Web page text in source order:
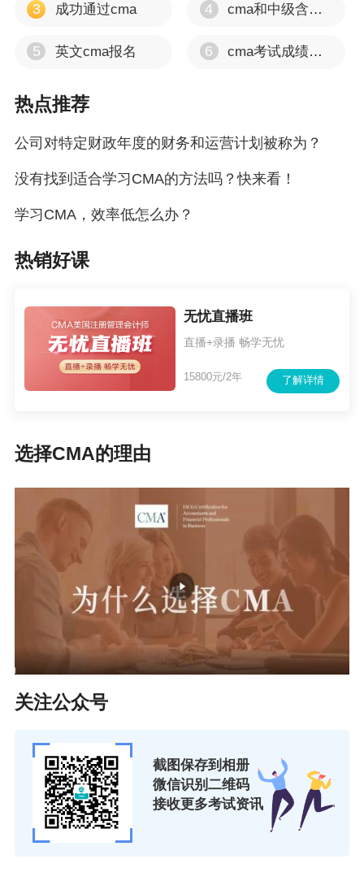
3 成功通过cma 4 cma和中级含金量
5 英文cma报名 6 cma考试成绩多久出
热点推荐
公司对特定财政年度的财务和运营计划被称为？
没有找到适合学习CMA的方法吗？快来看！
学习CMA，效率低怎么办？
热销好课
无忧直播班
直播+录播 畅学无忧
了解详情
15800元/2年
选择CMA的理由
关注公众号
截图保存到相册
微信识别二维码
接收更多考试资讯